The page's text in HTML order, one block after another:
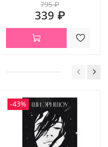
795 ₽
339 ₽
-43%